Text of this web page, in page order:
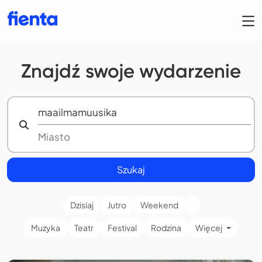
Znajdź swoje wydarzenie
Szukaj
Dzisiaj Jutro Weekend
Muzyka Teatr Festival Rodzina Więcej